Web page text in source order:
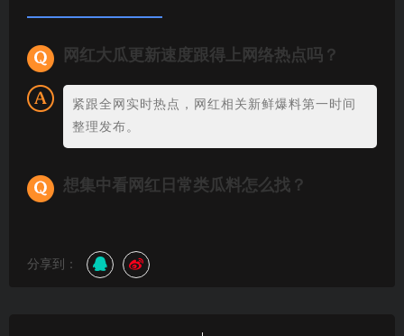
网红大瓜更新速度跟得上网络热点吗？
紧跟全网实时热点，网红相关新鲜爆料第一时间
整理发布。
想集中看网红日常类瓜料怎么找？
分享到：